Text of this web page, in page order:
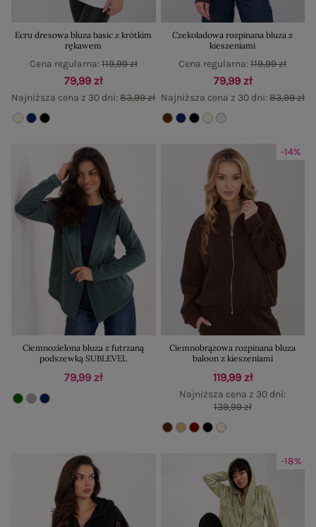
Ecru dresowa bluza basic z krótkim
rękawem
79,99 zł
Najniższa cena z 30 dni:83,99 zł
Cena regularna:119,99 zł
Czekoladowa rozpinana bluza z
kieszeniami
79,99 zł
Najniższa cena z 30 dni:83,99 zł
Cena regularna:119,99 zł
Ciemnozielona bluza z futrzaną
podszewką SUBLEVEL
79,99 zł
-14%
Ciemnobrązowa rozpinana bluza
baloon z kieszeniami
119,99 zł
Najniższa cena z 30 dni:
139,99 zł
-18%